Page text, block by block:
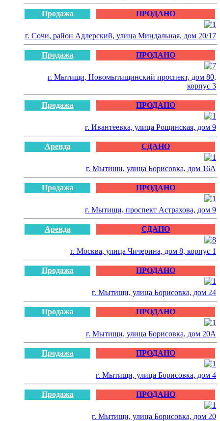
Продажа ПРОДАНО
г. Сочи, район Адлерский, улица Миндальная, дом 20/17
Продажа ПРОДАНО
г. Мытищи, Новомытищинский проспект, дом 80,
корпус 3
Продажа ПРОДАНО
г. Ивантеевка, улица Рощинская, дом 9
Аренда СДАНО
г. Мытищи, улица Борисовка, дом 16А
Продажа ПРОДАНО
г. Мытищи, проспект Астрахова, дом 9
Аренда СДАНО
г. Москва, улица Чичерина, дом 8, корпус 1
Продажа ПРОДАНО
г. Мытищи, улица Борисовка, дом 24
Продажа ПРОДАНО
г. Мытищи, улица Борисовка, дом 20А
Продажа ПРОДАНО
г. Мытищи, улица Борисовка, дом 4
Продажа ПРОДАНО
г. Мытищи, улица Борисовка, дом 20